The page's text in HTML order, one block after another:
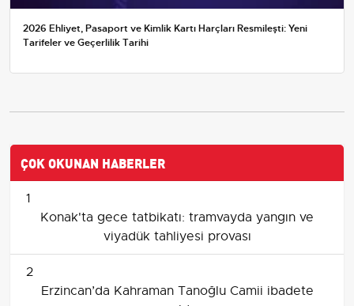
2026 Ehliyet, Pasaport ve Kimlik Kartı Harçları Resmileşti: Yeni
Tarifeler ve Geçerlilik Tarihi
ÇOK OKUNAN HABERLER
1
Konak'ta gece tatbikatı: tramvayda yangın ve
viyadük tahliyesi provası
2
Erzincan’da Kahraman Tanoğlu Camii ibadete